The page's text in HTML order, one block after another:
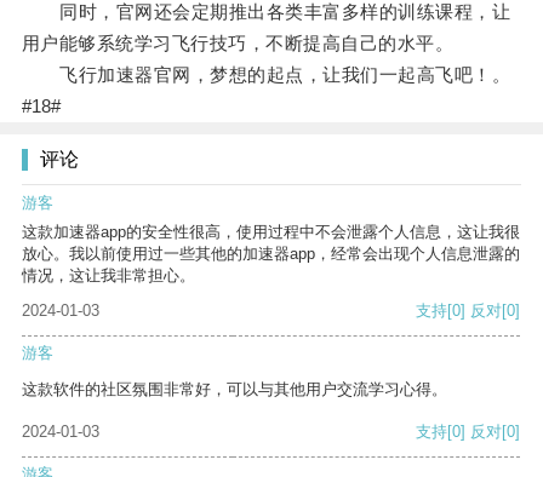
同时，官网还会定期推出各类丰富多样的训练课程，让
用户能够系统学习飞行技巧，不断提高自己的水平。
飞行加速器官网，梦想的起点，让我们一起高飞吧！。
#18#
评论
游客
这款加速器app的安全性很高，使用过程中不会泄露个人信息，这让我很
放心。我以前使用过一些其他的加速器app，经常会出现个人信息泄露的
情况，这让我非常担心。
2024-01-03
支持[0] 反对[0]
游客
这款软件的社区氛围非常好，可以与其他用户交流学习心得。
2024-01-03 支持[0] 反对[0]